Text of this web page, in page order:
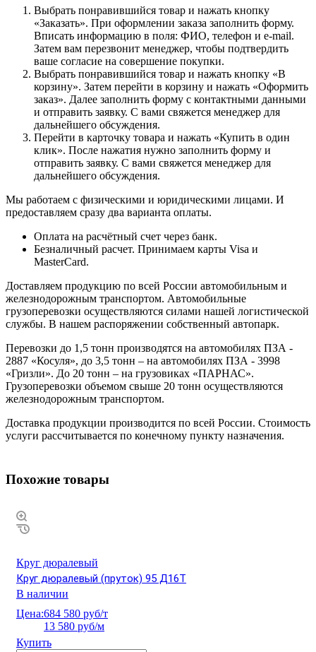
Выбрать понравившийся товар и нажать кнопку
«Заказать». При оформлении заказа заполнить форму.
Вписать информацию в поля: ФИО, телефон и e-mail.
Затем вам перезвонит менеджер, чтобы подтвердить
ваше согласие на совершение покупки.
Выбрать понравившийся товар и нажать кнопку «В
корзину». Затем перейти в корзину и нажать «Оформить
заказ». Далее заполнить форму с контактными данными
и отправить заявку. С вами свяжется менеджер для
дальнейшего обсуждения.
Перейти в карточку товара и нажать «Купить в один
клик». После нажатия нужно заполнить форму и
отправить заявку. С вами свяжется менеджер для
дальнейшего обсуждения.
Мы работаем с физическими и юридическими лицами. И
предоставляем сразу два варианта оплаты.
Оплата на расчётный счет через банк.
Безналичный расчет. Принимаем карты Visa и
MasterCard.
Доставляем продукцию по всей России автомобильным и
железнодорожным транспортом. Автомобильные
грузоперевозки осуществляются силами нашей логистической
службы. В нашем распоряжении собственный автопарк.
Перевозки до 1,5 тонн производятся на автомобилях ПЗА -
2887 «Косуля», до 3,5 тонн – на автомобилях ПЗА - 3998
«Гризли». До 20 тонн – на грузовиках «ПАРНАС».
Грузоперевозки объемом свыше 20 тонн осуществляются
железнодорожным транспортом.
Доставка продукции производится по всей России. Стоимость
услуги рассчитывается по конечному пункту назначения.
Похожие товары
Круг дюралевый
Круг дюралевый (пруток) 95 Д16Т
В наличии
Цена:684 580 руб/т
13 580 руб/м
Купить